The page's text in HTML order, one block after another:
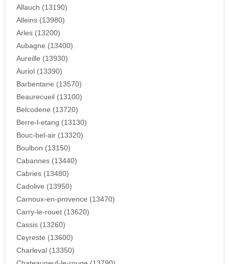
Allauch (13190)
Alleins (13980)
Arles (13200)
Aubagne (13400)
Aureille (13930)
Auriol (13390)
Barbentane (13570)
Beaurecueil (13100)
Belcodene (13720)
Berre-l-etang (13130)
Bouc-bel-air (13320)
Boulbon (13150)
Cabannes (13440)
Cabries (13480)
Cadolive (13950)
Carnoux-en-provence (13470)
Carry-le-rouet (13620)
Cassis (13260)
Ceyreste (13600)
Charleval (13350)